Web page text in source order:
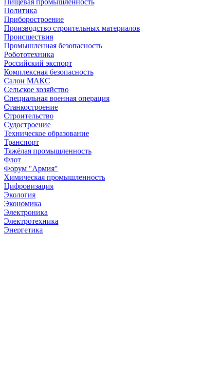
Политика
Приборостроение
Производство строительных материалов
Происшествия
Промышленная безопасность
Робототехника
Российский экспорт
Комплексная безопасность
Салон МАКС
Сельское хозяйство
Специальная военная операция
Станкостроение
Строительство
Судостроение
Техническое образование
Транспорт
Тяжёлая промышленность
Флот
Форум "Армия"
Химическая промышленность
Цифровизация
Экология
Экономика
Электроника
Электротехника
Энергетика